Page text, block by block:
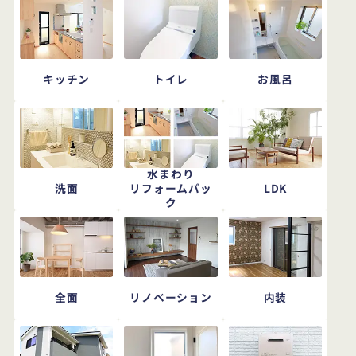
キッチン トイレ お風呂
洗面
水まわり
リフォームパッ
ク
LDK
全面 リノベーション 内装